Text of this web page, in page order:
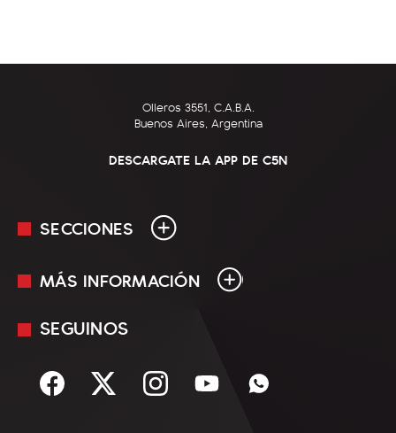
Olleros 3551, C.A.B.A.
Buenos Aires, Argentina
DESCARGATE LA APP DE C5N
SECCIONES
En Vivo
Sociedad
MÁS INFORMACIÓN
Mediakit
Términos y condiciones
SEGUINOS